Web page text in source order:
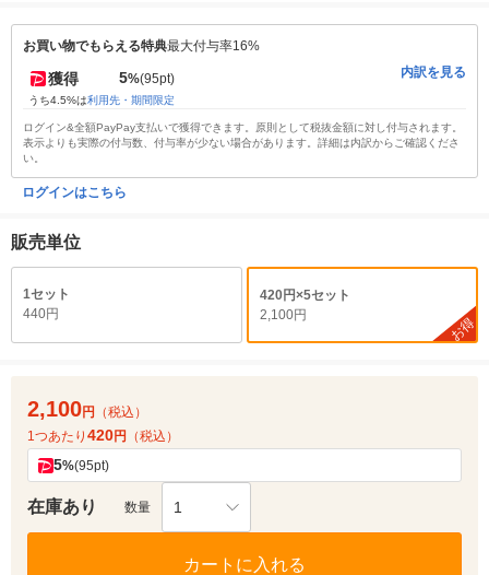
お買い物でもらえる特典最大付与率16%
獲得 5%(95pt)
うち4.5%は利用先・期間限定
内訳を見る
ログイン&全額PayPay支払いで獲得できます。原則として税抜金額に対し付与されます。
表示よりも実際の付与数、付与率が少ない場合があります。詳細は内訳からご確認くださ
い。
ログインはこちら
販売単位
1セット
440円
420円×5セット
2,100円
お得
2,100円
（税込）
1つあたり 420円 （税込）
5%(95pt)
在庫あり 数量 1
カートに入れる